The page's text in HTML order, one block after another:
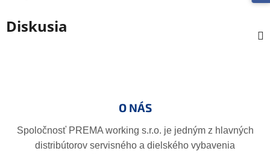
Diskusia
O NÁS
Spoločnosť PREMA working s.r.o. je jedným z hlavných
distribútorov servisného a dielského vybavenia